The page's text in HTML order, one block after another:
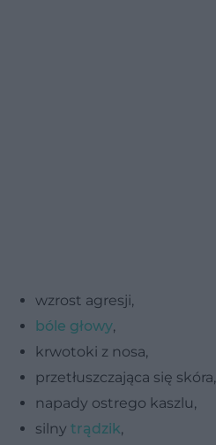
wzrost agresji,
bóle głowy,
krwotoki z nosa,
przetłuszczająca się skóra,
napady ostrego kaszlu,
silny trądzik,